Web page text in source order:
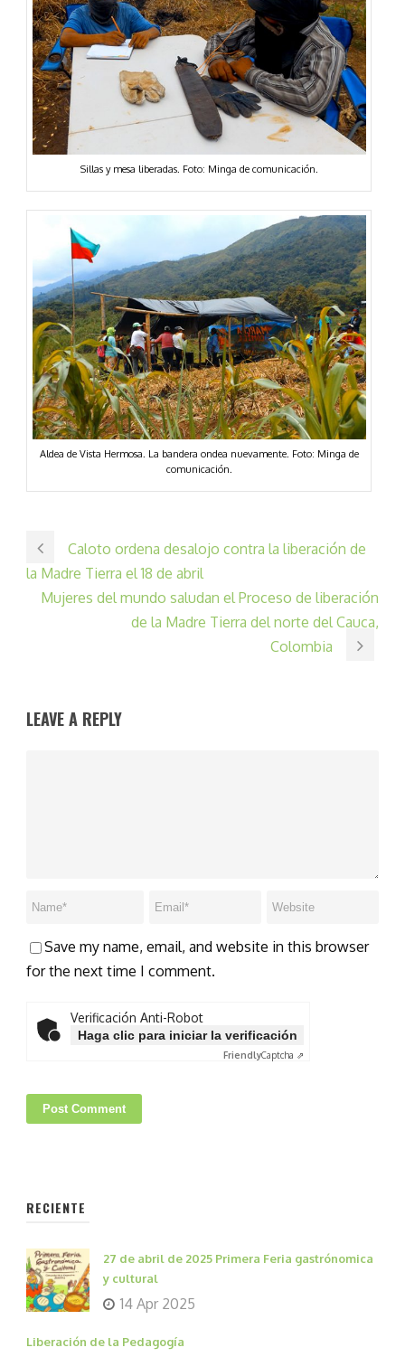
Sillas y mesa liberadas. Foto: Minga de comunicación.
Aldea de Vista Hermosa. La bandera ondea nuevamente. Foto: Minga de
comunicación.
Caloto ordena desalojo contra la liberación de
la Madre Tierra el 18 de abril
Mujeres del mundo saludan el Proceso de liberación
de la Madre Tierra del norte del Cauca,
Colombia
LEAVE A REPLY
Save my name, email, and website in this browser
for the next time I comment.
Verificación Anti-Robot
Haga clic para iniciar la verificación
FriendlyCaptcha ⇗
RECIENTE
27 de abril de 2025 Primera Feria gastrónomica
y cultural
14 Apr 2025
Liberación de la Pedagogía